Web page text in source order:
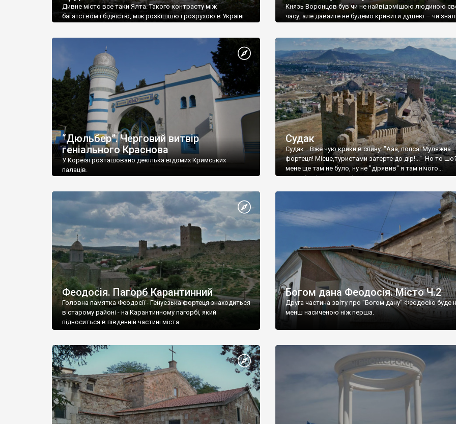
Дивне місто все таки Ялта. Такого контрасту між
багатством і бідністю, між розкішшю і розрухою в Україні
Князь Воронцов був чи не найвідомішою людиною
часу, але давайте не будемо кривити душею – чи
“Дюльбер”. Черговий витвір
геніального Краснова
У Кореїзі розташовано декілька відомих Кримських
палаців.
Судак
Судак... Вже чую крики в спину: "Ааа, попса! Муляжна
фортеця! Місце,туристами затерте до дір!..." Но то
мене ще там не було, ну не "дірявив" я там нічого...
принаймні до цього літа.
Феодосія. Пагорб Карантинний
Головна памятка Феодосії - Генуезька фортеця знаходиться
в старому районі - на Карантинному пагорбі, який
підноситься в південній частині міста.
Богом дана Феодосія. Місто Ч.2
Друга частина звіту про "Богом дану" Феодосію буде
менш насиченою ніж перша.